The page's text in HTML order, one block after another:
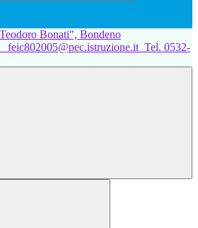
feic802005@pec.istruzione.it Tel. 0532-